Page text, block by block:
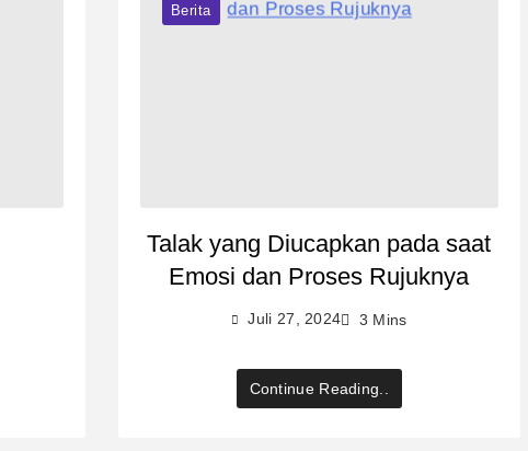
Berita
Talak yang Diucapkan pada saat
Emosi dan Proses Rujuknya
Juli 27, 2024 3 Mins
Continue Reading..